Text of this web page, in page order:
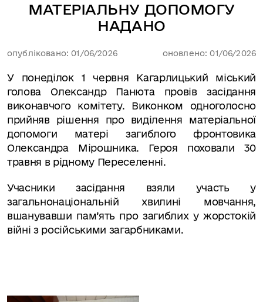
МАТЕРІАЛЬНУ ДОПОМОГУ
НАДАНО
опубліковано: 01/06/2026 оновлено: 01/06/2026
У понеділок 1 червня Кагарлицький міський
голова Олександр Панюта провів засідання
виконавчого комітету. Виконком одноголосно
прийняв рішення про виділення матеріальної
допомоги матері загиблого фронтовика
Олександра Мірошника. Героя поховали 30
травня в рідному Переселенні.
Учасники засідання взяли участь у
загальнонаціональній хвилині мовчання,
вшанувавши пам’ять про загиблих у жорстокій
війні з російськими загарбниками.